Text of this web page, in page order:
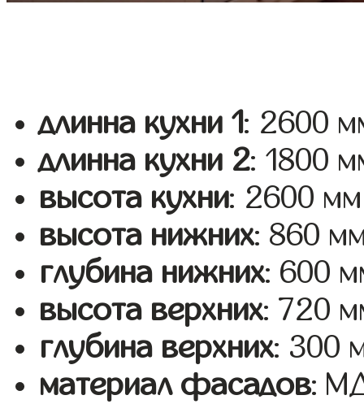
длинна кухни 1: 2600
длинна кухни 2: 1800
высота кухни: 2600 мм
высота нижних: 860
глубина нижних: 600
высота верхних: 720
глубина верхних: 300
материал фасадов: